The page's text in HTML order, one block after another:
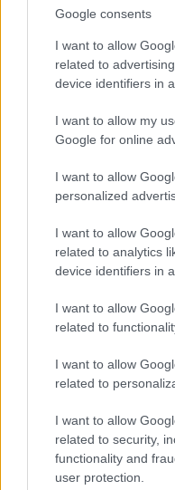
Google consents
I want to allow
related to
device identifiers in
I want to allow my
Google for online
I want to allow
personalized
I want to allow
related to analytics
device identifiers in
I want to allow
related to
I want to allow
related to
I want to allow
related to security,
functionality and
user protection.